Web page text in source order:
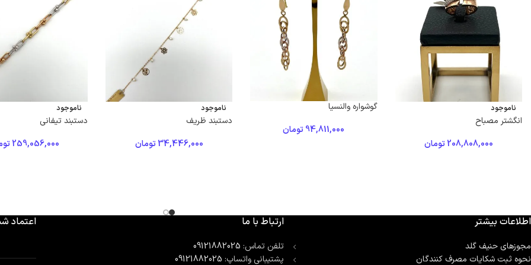
ناموجود
انگشتر مصباح
208,808,000تومان
گوشواره والنسیا
94,811,000تومان
ناموجود
دستبند ظریف
34,446,000 تومان
ناموجود
دستبند تیفانی
259,056,000
اطلاعات بیشتر
مجوزهای حنیف گلد
نحوه ثبت شكايات مصرف كنندگان
ارتباط با ما
تلفن تماس: 09121882025
پشتیبانی واتساپ: 09121882025
اعتماد